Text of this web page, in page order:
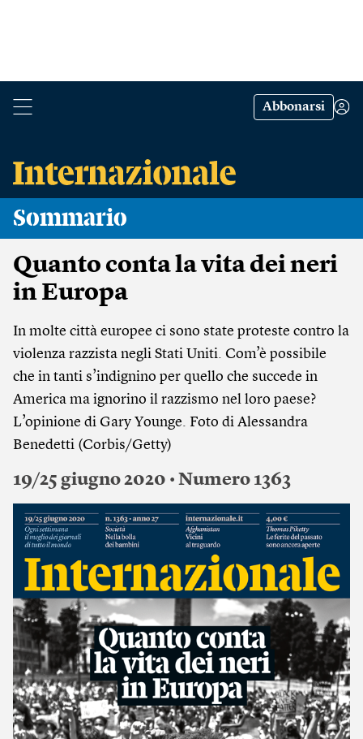
Abbonarsi
Sommario
Quanto conta la vita dei neri
in Europa
In molte città europee ci sono state proteste contro la
violenza razzista negli Stati Uniti. Com’è possibile
che in tanti s’indignino per quello che succede in
America ma ignorino il razzismo nel loro paese?
L’opinione di Gary Younge. Foto di Alessandra
Benedetti (Corbis/Getty)
19/25 giugno 2020 • Numero 1363